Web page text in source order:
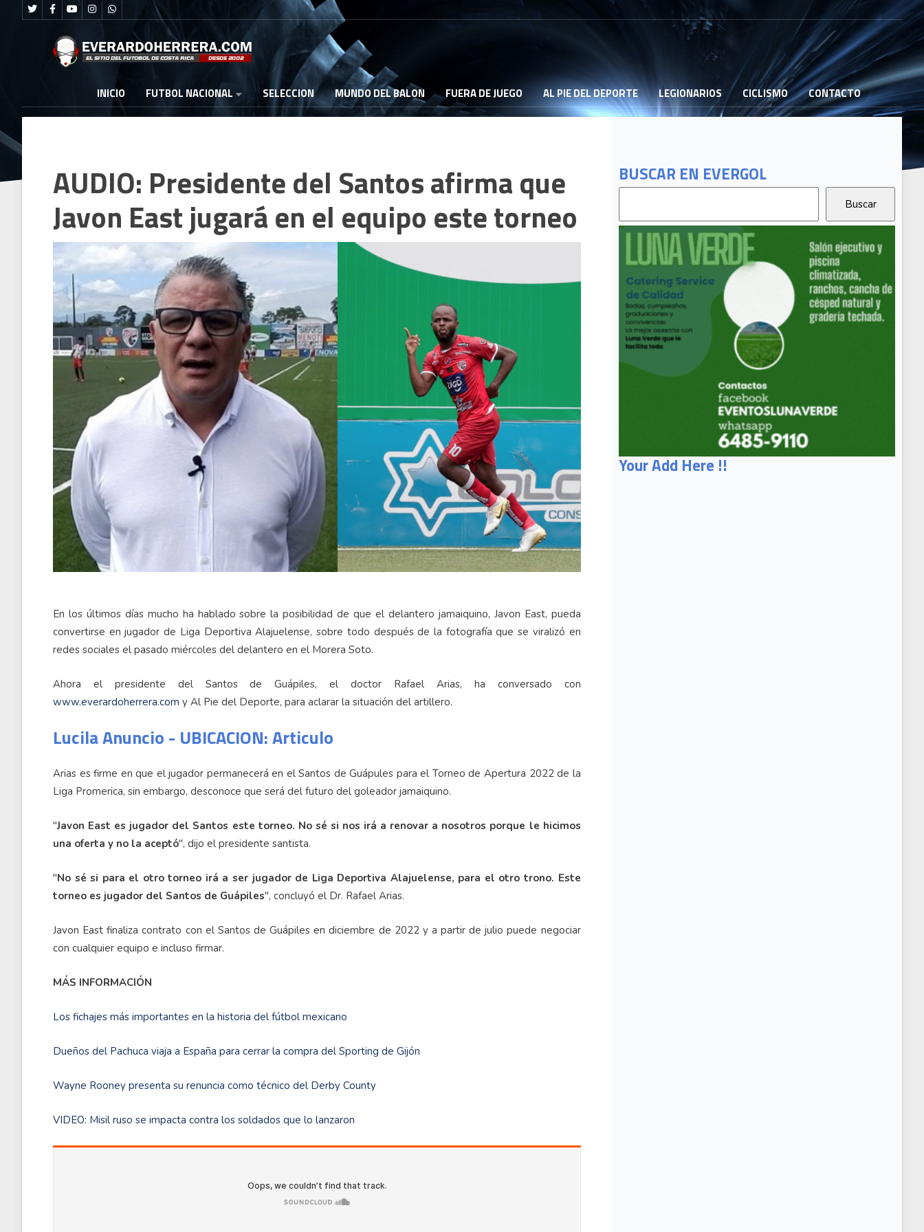
INICIO FUTBOL NACIONAL SELECCION MUNDO DEL BALON FUERA DE JUEGO AL PIE DEL DEPORTE LEGIONARIOS CICLISMO CONTACTO
BUSCAR EN EVERGOL
Your Add Here !!
AUDIO: Presidente del Santos afirma que
Javon East jugará en el equipo este torneo
En los últimos días mucho ha hablado sobre la posibilidad de que el delantero jamaiquino, Javon East, pueda
convertirse en jugador de Liga Deportiva Alajuelense, sobre todo después de la fotografía que se viralizó en
redes sociales el pasado miércoles del delantero en el Morera Soto.
Ahora el presidente del Santos de Guápiles, el doctor Rafael Arias, ha conversado con
www.everardoherrera.com y Al Pie del Deporte, para aclarar la situación del artillero.
Lucila Anuncio - UBICACION: Articulo
Arias es firme en que el jugador permanecerá en el Santos de Guápules para el Torneo de Apertura 2022 de la
Liga Promerica, sin embargo, desconoce que será del futuro del goleador jamaiquino.
"Javon East es jugador del Santos este torneo. No sé si nos irá a renovar a nosotros porque le hicimos
una oferta y no la aceptó", dijo el presidente santista.
"No sé si para el otro torneo irá a ser jugador de Liga Deportiva Alajuelense, para el otro trono. Este
torneo es jugador del Santos de Guápiles", concluyó el Dr. Rafael Arias.
Javon East finaliza contrato con el Santos de Guápiles en diciembre de 2022 y a partir de julio puede negociar
con cualquier equipo e incluso firmar.
MÁS INFORMACIÓN
Los fichajes más importantes en la historia del fútbol mexicano
Dueños del Pachuca viaja a España para cerrar la compra del Sporting de Gijón
Wayne Rooney presenta su renuncia como técnico del Derby County
VIDEO: Misil ruso se impacta contra los soldados que lo lanzaron